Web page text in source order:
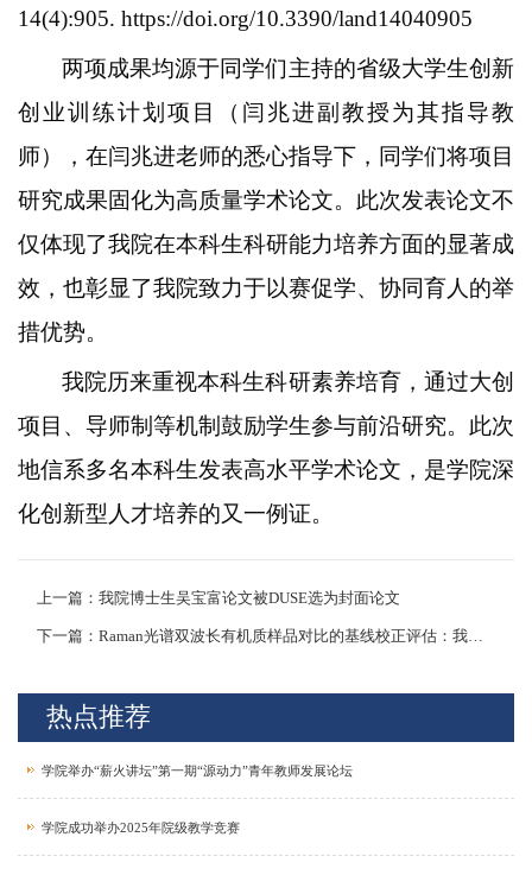
14(4):905. https://doi.org/10.3390/land14040905
两项成果均源于同学们主持的省级大学生创新
创业训练计划项目（闫兆进副教授为其指导教
师），在闫兆进老师的悉心指导下，同学们将项目
研究成果固化为高质量学术论文。此次发表论文不
仅体现了我院在本科生科研能力培养方面的显著成
效，也彰显了我院致力于以赛促学、协同育人的举
措优势。
我院历来重视本科生科研素养培育，通过大创
项目、导师制等机制鼓励学生参与前沿研究。此次
地信系多名本科生发表高水平学术论文，是学院深
化创新型人才培养的又一例证。
上一篇：我院博士生吴宝富论文被DUSE选为封面论文
下一篇：Raman光谱双波长有机质样品对比的基线校正评估：我院孟凡巍教授在国际知名学术期刊《Journal of Raman Spectroscopy》上发表论文
热点推荐
学院举办“薪火讲坛”第一期“源动力”青年教师发展论坛
学院成功举办2025年院级教学竞赛